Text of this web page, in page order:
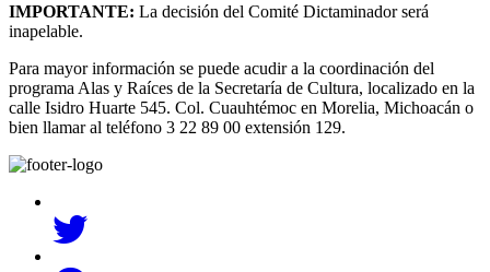
IMPORTANTE: La decisión del Comité Dictaminador será
inapelable.
Para mayor información se puede acudir a la coordinación del
programa Alas y Raíces de la Secretaría de Cultura, localizado en la
calle Isidro Huarte 545. Col. Cuauhtémoc en Morelia, Michoacán o
bien llamar al teléfono 3 22 89 00 extensión 129.